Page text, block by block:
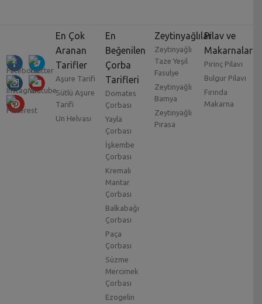
En Çok
Aranan
Tarifler
Aşure Tarifi
Sütlü Aşure
Tarifi
Un Helvası
En
Beğenilen
Çorba
Tarifleri
Domates
Çorbası
Yayla
Çorbası
İşkembe
Çorbası
Kremalı
Mantar
Çorbası
Balkabağı
Çorbası
Paça
Çorbası
Süzme
Mercimek
Çorbası
Ezogelin
Zeytinyağlılar
Zeytinyağlı
Taze Yeşil
Fasulye
Zeytinyağlı
Bamya
Zeytinyağlı
Pırasa
Pilav ve
Makarnalar
Pirinç Pilavı
Bulgur Pilavı
Fırında
Makarna